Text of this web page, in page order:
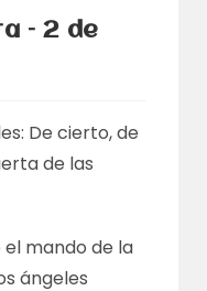
– 2 de
De cierto, de
de las
mando de la
ángeles